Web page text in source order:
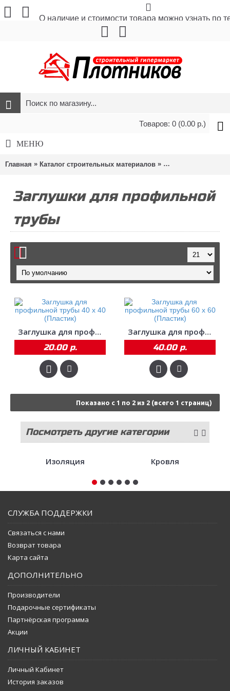
О наличие и стоимости товара можно узнать по
Товаров: 0 (0.00 р.)
МЕНЮ
Главная » Каталог строительных материалов » Метизы и крепёж
Заглушки для профильной
трубы
Заглушка для профильной трубы 40 х 40 (Пластик)
20.00 р.
Заглушка для профильной трубы 60 х 60 (Пластик)
40.00 р.
Показано с 1 по 2 из 2 (всего 1 страниц)
Посмотреть другие категории
Изоляция Кровля
СЛУЖБА ПОДДЕРЖКИ
Связаться с нами
Возврат товара
Карта сайта
ДОПОЛНИТЕЛЬНО
Производители
Подарочные сертификаты
Партнёрская программа
Акции
ЛИЧНЫЙ КАБИНЕТ
Личный Кабинет
История заказов